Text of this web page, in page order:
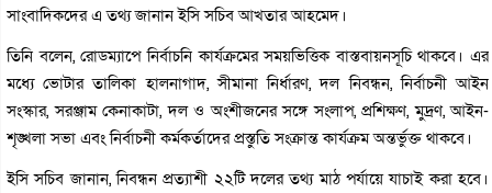
সাংবাদিকদের এ তথ্য জানান ইসি সচিব আখতার আহমেদ।
তিনি বলেন, রোডম্যাপে নির্বাচনি কার্যক্রমের সময়ভিত্তিক বাস্তবায়নসূচি থাকবে। এর
মধ্যে ভোটার তালিকা হালনাগাদ, সীমানা নির্ধারণ, দল নিবন্ধন, নির্বাচনী আইন
সংস্কার, সরঞ্জাম কেনাকাটা, দল ও অংশীজনের সঙ্গে সংলাপ, প্রশিক্ষণ, মুদ্রণ, আইন-
শৃঙ্খলা সভা এবং নির্বাচনী কর্মকর্তাদের প্রস্তুতি সংক্রান্ত কার্যক্রম অন্তর্ভুক্ত থাকবে।
ইসি সচিব জানান, নিবন্ধন প্রত্যাশী ২২টি দলের তথ্য মাঠ পর্যায়ে যাচাই করা হবে।